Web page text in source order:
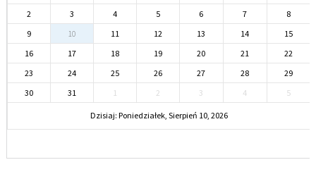
2
3 4 5 6 7
8
9
10 11 12 13 14
15
16
17 18 19 20 21
22
23
24 25 26 27 28
29
30
31 1 2 3 4 5
Dzisiaj: Poniedziałek, Sierpień 10, 2026